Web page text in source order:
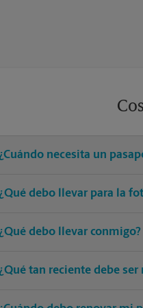
necesita un
debo llevar para la
y las gafas de sol
debo llevar conmigo?
tan reciente debe ser